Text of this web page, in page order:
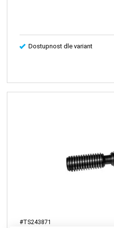
Dostupnost dle variant
#TS243871